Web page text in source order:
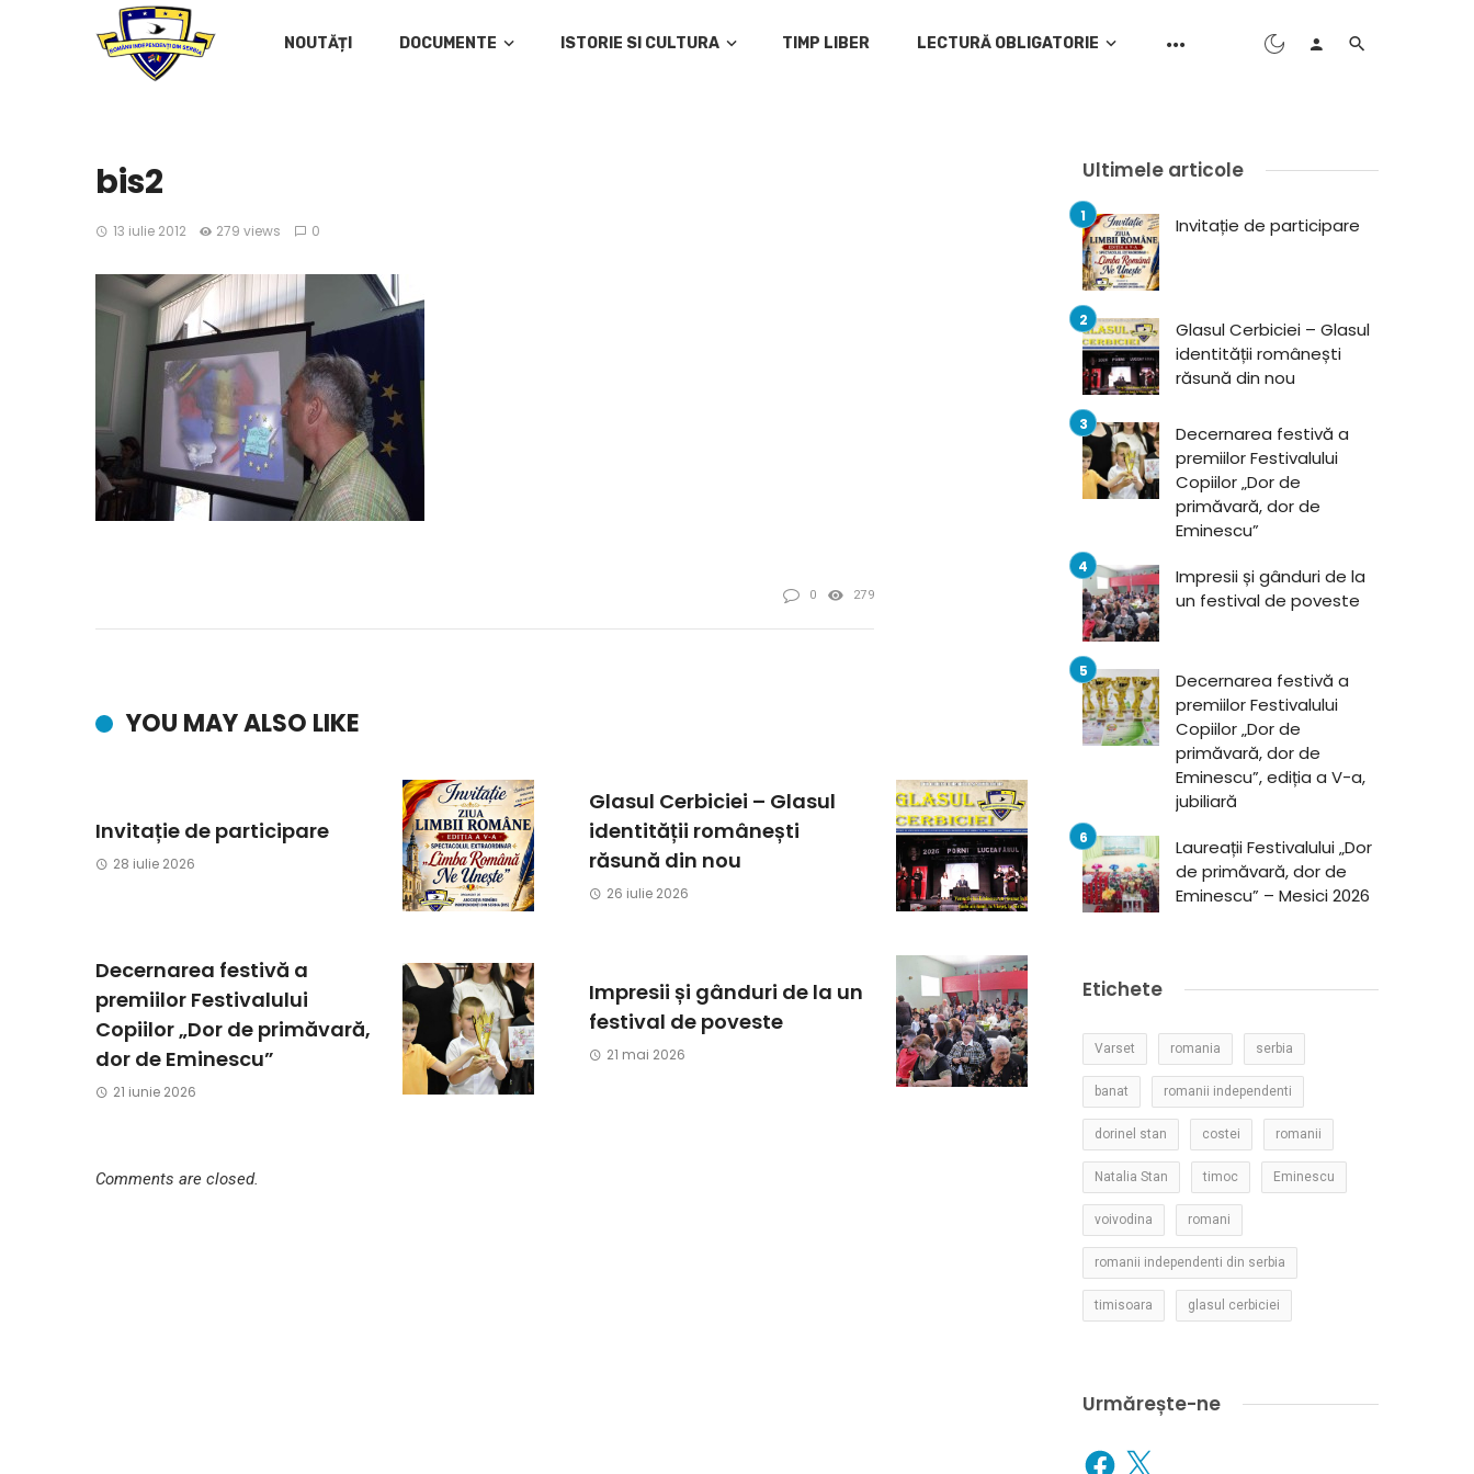
NOUTĂȚI DOCUMENTE ISTORIE SI CULTURA TIMP LIBER LECTURĂ OBLIGATORIE
bis2
13 iulie 2012 279 views 0
0 279
YOU MAY ALSO LIKE
Invitație de participare
28 iulie 2026
Glasul Cerbiciei – Glasul
identității românești
răsună din nou
26 iulie 2026
Decernarea festivă a
premiilor Festivalului
Copiilor „Dor de primăvară,
dor de Eminescu”
21 iunie 2026
Impresii și gânduri de la un
festival de poveste
21 mai 2026
Comments are closed.
Ultimele articole
Invitație de participare
Glasul Cerbiciei – Glasul
identității românești
răsună din nou
Decernarea festivă a
premiilor Festivalului
Copiilor „Dor de
primăvară, dor de
Eminescu”
Impresii și gânduri de la
un festival de poveste
Decernarea festivă a
premiilor Festivalului
Copiilor „Dor de
primăvară, dor de
Eminescu”, ediția a V-a,
jubiliară
Laureații Festivalului „Dor
de primăvară, dor de
Eminescu” – Mesici 2026
Etichete
Varset romania serbia
banat romanii independenti
dorinel stan costei romanii
Natalia Stan timoc Eminescu
voivodina romani
romanii independenti din serbia
timisoara glasul cerbiciei
Urmărește-ne
Facebook
X